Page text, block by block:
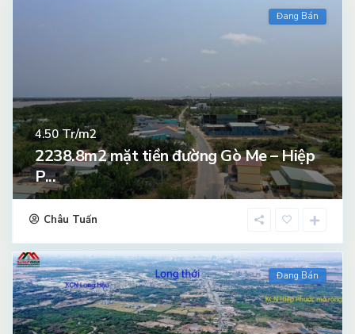
Đang Bán
4.50Tr/m2
2238.8m2 mặt tiền đường Gò Me – Hiệp
P...
Châu Tuấn
Đang Bán